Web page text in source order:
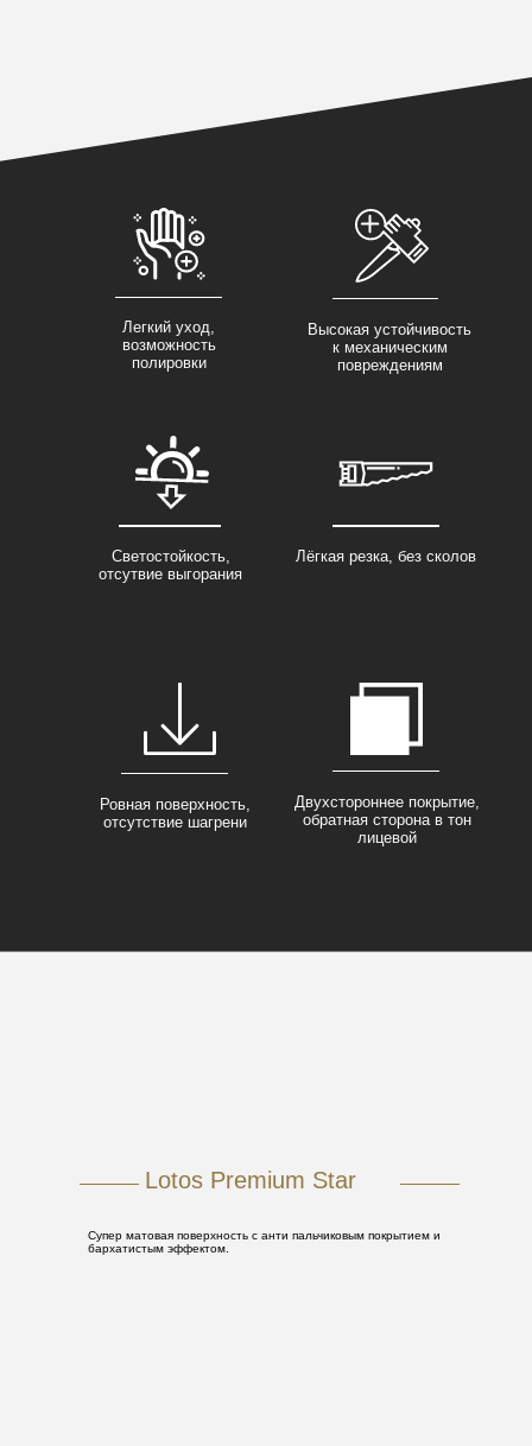
Легкий уход,
возможность
полировки
Высокая устойчивость
к механическим
повреждениям
Лёгкая резка, без сколов
Двухстороннее покрытие,
обратная сторона в тон
лицевой
Ровная поверхность,
отсутствие шагрени
Светостойкость,
отсутвие выгорания
Lotos Premium Star
Супер матовая поверхность с анти пальчиковым покрытием и
бархатистым эффектом.